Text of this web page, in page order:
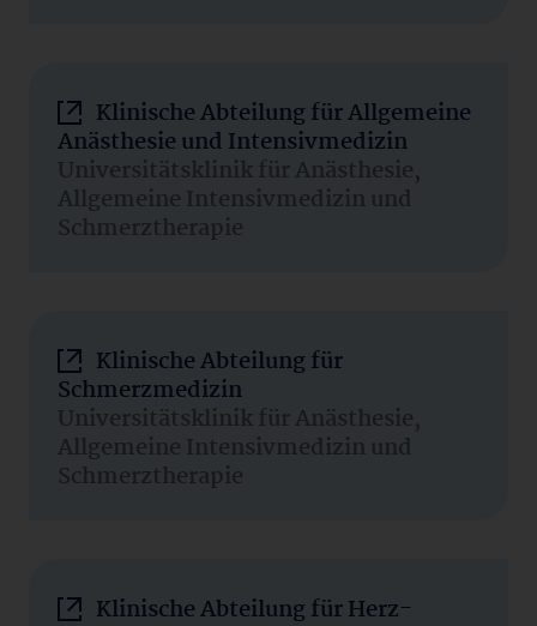
Klinische Abteilung für Allgemeine
Anästhesie und Intensivmedizin
Universitätsklinik für Anästhesie,
Allgemeine Intensivmedizin und
Schmerztherapie
Klinische Abteilung für
Schmerzmedizin
Universitätsklinik für Anästhesie,
Allgemeine Intensivmedizin und
Schmerztherapie
Klinische Abteilung für Herz-